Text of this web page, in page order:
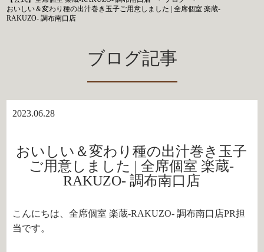
おいしい＆変わり種の出汁巻き玉子ご用意しました | 全席個室 楽蔵‐
RAKUZO‐ 調布南口店
ブログ記事
2023.06.28
おいしい＆変わり種の出汁巻き玉子
ご用意しました | 全席個室 楽蔵‐
RAKUZO‐ 調布南口店
こんにちは、全席個室 楽蔵‐RAKUZO‐ 調布南口店PR担
当です。